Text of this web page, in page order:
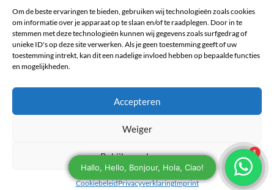
Om de beste ervaringen te bieden, gebruiken wij technologieën zoals cookies
om informatie over je apparaat op te slaan en/of te raadplegen. Door in te
stemmen met deze technologieën kunnen wij gegevens zoals surfgedrag of
unieke ID's op deze site verwerken. Als je geen toestemming geeft of uw
toestemming intrekt, kan dit een nadelige invloed hebben op bepaalde functies
en mogelijkheden.
Accepteren
Weiger
Bekijk voorkeuren
CookiebeleidPrivacyverklaringImprint
Telefoon:
+31 6 27437019
E-mail:
info@sjamaan.nl
© 2026 Sjamaan.nl. Alle rechten voorbehouden.
Maintained and developed with joy by The Werks